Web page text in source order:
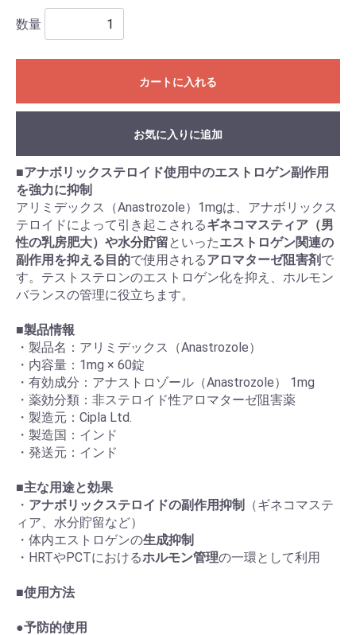
数量
カートに入れる
お気に入りに追加
■アナボリックステロイド使用中のエストロゲン副作用
を強力に抑制
アリミデックス（Anastrozole）1mgは、アナボリックス
テロイドによって引き起こされるギネコマスティア（男
性の乳房肥大）や水分貯留といったエストロゲン関連の
副作用を抑える目的で使用されるアロマターゼ阻害剤 で
す。テストステロンのエストロゲン化を抑え、ホルモン
バランスの管理に役立ちます。
■製品情報
・製品名：アリミデックス（Anastrozole）
・内容量：1mg × 60錠
・有効成分：アナストロゾール（Anastrozole） 1mg
・薬効分類：非ステロイド性アロマターゼ阻害薬
・製造元：Cipla Ltd.
・製造国：インド
・発送元：インド
■主な用途と効果
・ アナボリックステロイドの副作用抑制
（ギネコマステ
ィア、水分貯留など）
・体内エストロゲンの生成抑制
・HRTやPCTにおけるホルモン管理の一環として利用
■使用方法
●予防的使用